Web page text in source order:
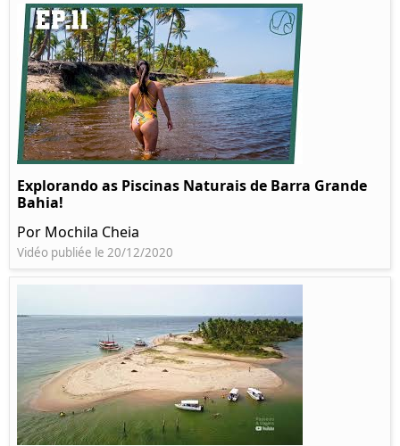
Explorando as Piscinas Naturais de Barra Grande
Bahia!
Por Mochila Cheia
Vidéo publiée le 20/12/2020